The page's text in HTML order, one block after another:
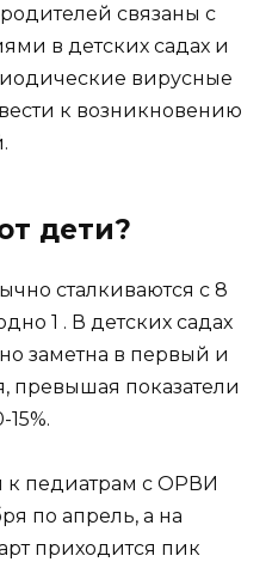
связаны с
в детских садах и
вирусные
к возникновению
дети?
сталкиваются с 8
1 . В детских садах
заметна в первый и
превышая показатели
к педиатрам с ОРВИ
по апрель, а на
приходится пик